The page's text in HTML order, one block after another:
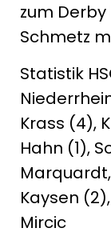
zum
Schmetz
Statistik
Krass (4),
Hahn (1),
Kaysen
Mircic